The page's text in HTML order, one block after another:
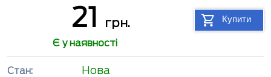
21 грн. Купити
Є у наявності
Стан: Нова